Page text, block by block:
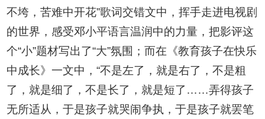
不垮，苦难中开花”歌词交错文中，挥手走进电视剧
的世界，感受邓小平语言温润中的力量，把影评这
个“小”题材写出了“大”氛围；而在《教育孩子在快乐
中成长》一文中，“不是左了，就是右了，不是粗
了，就是细了，不是长了，就是短了……弄得孩子
无所适从，于是孩子就哭闹争执，于是孩子就罢笔